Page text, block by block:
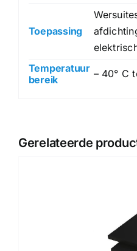
Toepassing
Temperatuur
bereik
– 40° C
Gerelateerde